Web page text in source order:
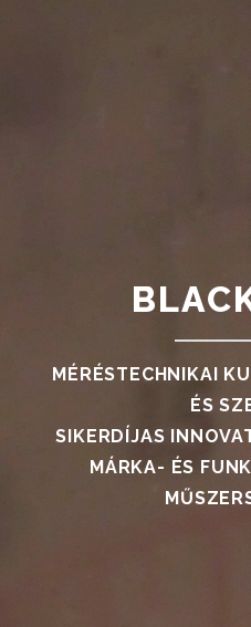
MÉRÉSTECHNIKAI
ÉS
SIKERDÍJAS
MÁRKA- ÉS